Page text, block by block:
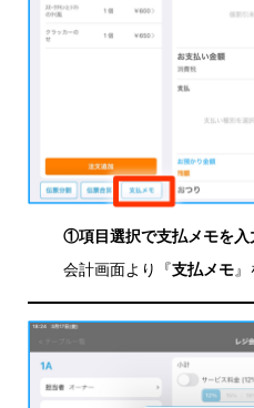
①項目選択で支払メモを入
会計画面より『支払メモ』